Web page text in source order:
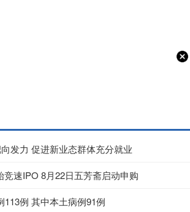
发力 促进新业态群体充分就业
速IPO 8月22日五芳斋启动申购
113例 其中本土病例91例